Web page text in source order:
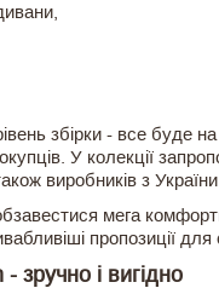
збірки - все буде
У колекції
виробників з
мега
пропозиції для
зручно і вигідно